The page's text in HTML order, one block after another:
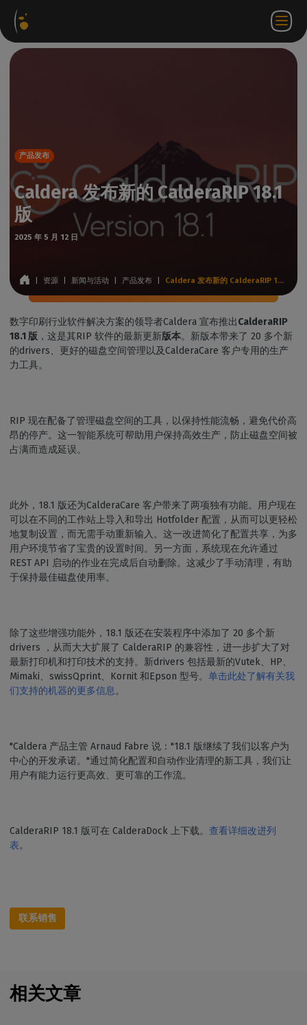
ZH
产品发布
Caldera 发布新的 CalderaRIP 18.1
版
2025 年 5 月 12 日
资源 新闻与活动 产品发布 Caldera 发布新的 CalderaRIP 18.1 版
数字印刷行业软件解决方案的领导者Caldera 宣布推出CalderaRIP
18.1 版 ，这是其RIP 软件的最新更新版本。新版本带来了 20 多个新
的drivers、更好的磁盘空间管理以及CalderaCare 客户专用的生产
力工具。
RIP 现在配备了管理磁盘空间的工具，以保持性能流畅，避免代价高
昂的停产。这一智能系统可帮助用户保持高效生产，防止磁盘空间被
占满而造成延误。
此外，18.1 版还为CalderaCare 客户带来了两项独有功能。用户现在
可以在不同的工作站上导入和导出 Hotfolder 配置，从而可以更轻松
地复制设置，而无需手动重新输入。这一改进简化了配置共享，为多
用户环境节省了宝贵的设置时间。另一方面，系统现在允许通过
REST API 启动的作业在完成后自动删除。这减少了手动清理，有助
于保持最佳磁盘使用率。
除了这些增强功能外，18.1 版还在安装程序中添加了 20 多个新
drivers ，从而大大扩展了 CalderaRIP 的兼容性，进一步扩大了对
最新打印机和打印技术的支持。新drivers 包括最新的Vutek、HP、
Mimaki、swissQprint、Kornit 和Epson 型号。 单击此处了解有关我
们支持的机器的更多信息。
"Caldera 产品主管 Arnaud Fabre 说："18.1 版继续了我们以客户为
中心的开发承诺。"通过简化配置和自动作业清理的新工具，我们让
用户有能力运行更高效、更可靠的工作流。
CalderaRIP 18.1 版可在 CalderaDock 上下载。 查看详细改进列
表。
联系销售
相关文章